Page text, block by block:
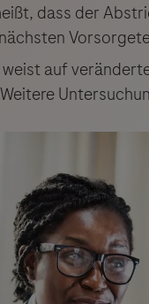
dass der
auf
Dritter werden
äußert keine
jegliche
deren